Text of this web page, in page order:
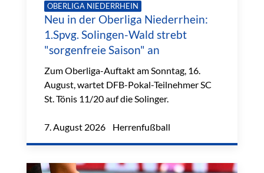
OBERLIGA NIEDERRHEIN
Neu in der Oberliga Niederrhein:
1.Spvg. Solingen-Wald strebt
"sorgenfreie Saison" an
Zum Oberliga-Auftakt am Sonntag, 16.
August, wartet DFB-Pokal-Teilnehmer SC
St. Tönis 11/20 auf die Solinger.
7. August 2026 Herrenfußball